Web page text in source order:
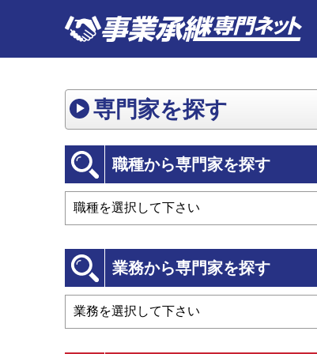
専門家を探す
職種から専門家を探す
業務から専門家を探す